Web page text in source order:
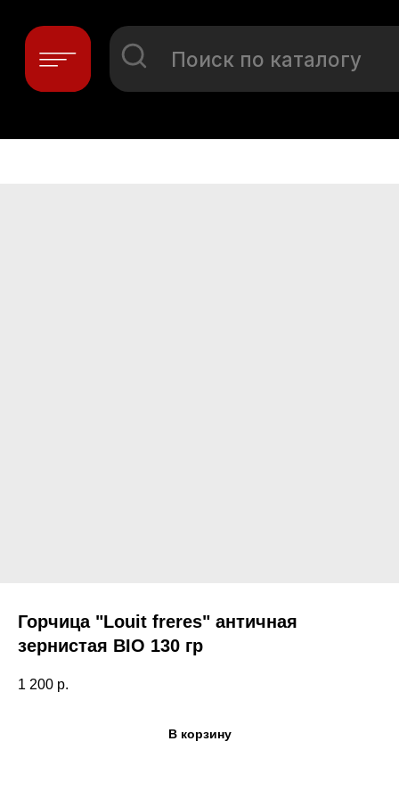
Поиск по каталогу
Горчица "Louit freres" античная
зернистая BIO 130 гр
1 200 р.
В корзину